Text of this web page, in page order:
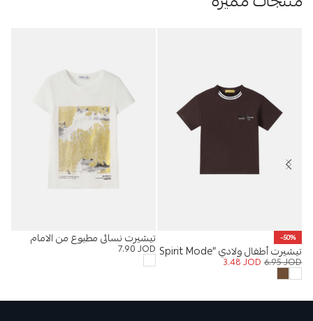
-50%
تيشيرت أطفال ولادي “Spirit Mode
On”
6.95JOD
3.48JOD
تيشيرت نسائي مطبوع من الامام
7.90JOD